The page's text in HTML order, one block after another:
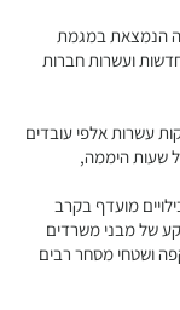
הנמצאת במגמת
ועשרות חברות
1500 חברות שמעסיקות עשרות אלפי עובדים
שעות היממה,
מועדף בקרב
של מבני משרדים
ושטחי מסחר רבים